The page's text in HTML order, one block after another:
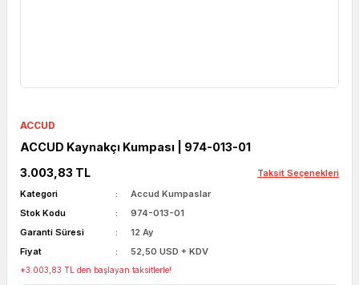
ACCUD
ACCUD Kaynakçı Kumpası | 974-013-01
3.003,83 TL
Taksit Seçenekleri
Kategori
Accud Kumpaslar
Stok Kodu
974-013-01
Garanti Süresi
12 Ay
Fiyat
52,50 USD + KDV
*3.003,83 TL den başlayan taksitlerle!